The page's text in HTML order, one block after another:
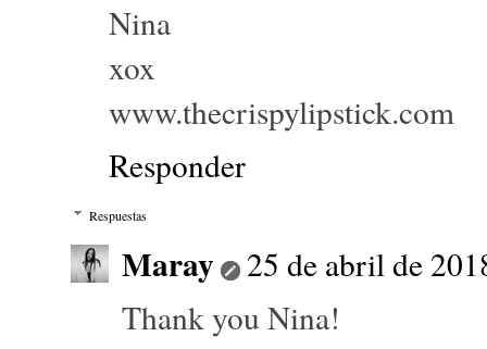
Nina
xox
www.thecrispylipstick.com
Responder
Respuestas
Maray
25 de abril de
Thank you Nina!